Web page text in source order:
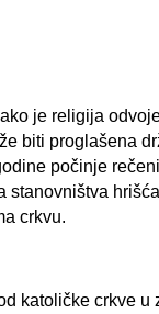
je religija
biti proglašena
počinje
stanovništva
crkvu.
katoličke crkve u